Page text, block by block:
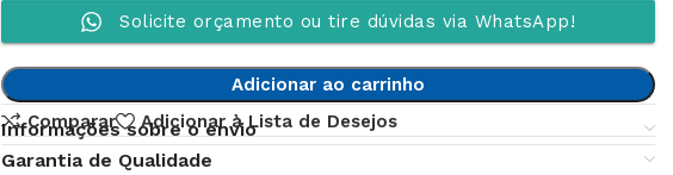
Solicite orçamento ou tire dúvidas via WhatsApp!
Adicionar ao carrinho
Comparar
Adicionar à Lista de Desejos
Informações sobre o envio
Garantia de Qualidade